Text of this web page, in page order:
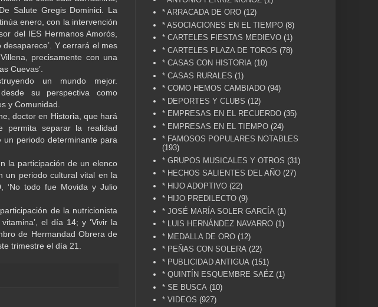
Salute Gregis Dominici. La
enero, con la intervención
del IES Hermanos Amorós,
Y cerrará el mes
precisamente con una
Cuevas’.
un mundo mejor.
su perspectiva como
y Comunidad.
doctor en Historia, que hará
permita separar la realidad
periodo determinante para
la participación de un elenco
un periodo cultural vital en la
‘No todo fue Movida y Julio
de la nutricionista
el día 14; y ‘Vivir la
de Hermandad Obrera de
trimestre el día 21.
* ARRACADA DE ORO (12)
* ASOCIACIONES EN EL TIEMPO (8)
* CARTELES FIESTAS MEDIEVO (1)
* CARTELES PLAZA DE TOROS (78)
* CASAS CON HISTORIA (10)
* CASAS RURALES (1)
* COMO HEMOS CAMBIADO (94)
* DEPORTES Y CLUBS (12)
* EMPRESAS EN EL RECUERDO (35)
* EMPRESAS EN EL TIEMPO (24)
* FAMOSOS POPULARES NOTABLES
(193)
* GRUPOS MUSICALES Y OTROS (31)
* HECHOS SALIENTES DEL AÑO (27)
* HIJO ADOPTIVO (22)
* HIJO PREDILECTO (9)
* JOSÉ MARÍA SOLER GARCÍA (1)
* LUIS HERNÁNDEZ NAVARRO (1)
* MEDALLA DE ORO (12)
* PEÑAS CON SOLERA (22)
* PUBLICIDAD ANTIGUA (151)
* QUINTÍN ESQUEMBRE SAÉZ (1)
* SE BUSCA (10)
* VIDEOS (927)